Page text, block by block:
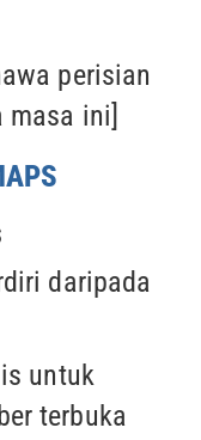
perisian
ini]
daripada
untuk
terbuka